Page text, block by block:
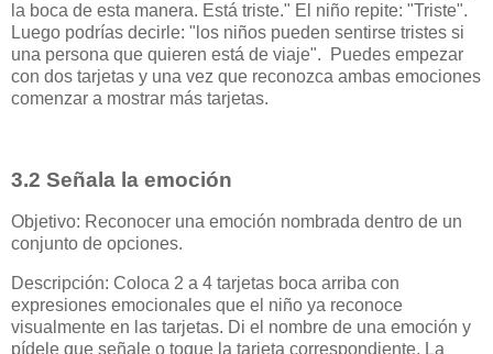
la boca de esta manera. Está triste." El niño repite: "Triste".
Luego podrías decirle: "los niños pueden sentirse tristes si
una persona que quieren está de viaje". Puedes empezar
con dos tarjetas y una vez que reconozca ambas emociones
comenzar a mostrar más tarjetas.
3.2 Señala la emoción
Objetivo: Reconocer una emoción nombrada dentro de un
conjunto de opciones.
Descripción: Coloca 2 a 4 tarjetas boca arriba con
expresiones emocionales que el niño ya reconoce
visualmente en las tarjetas. Di el nombre de una emoción y
pídele que señale o toque la tarjeta correspondiente. La